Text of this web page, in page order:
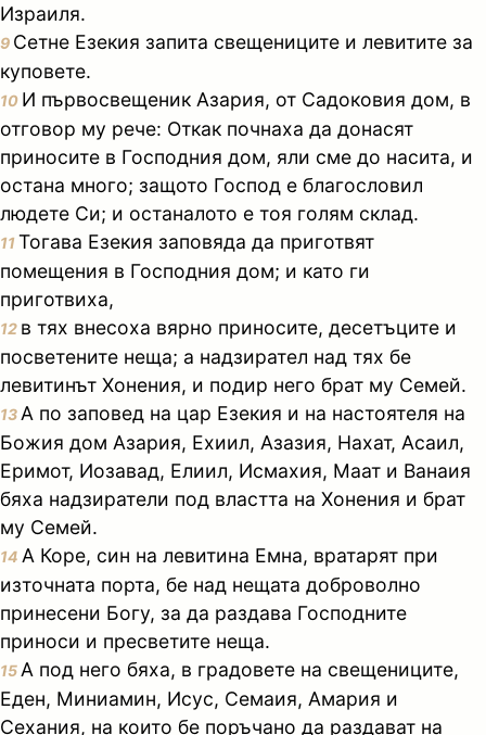
Израиля.
9 Сетне Езекия запита свещениците и левитите за
куповете.
10 И първосвещеник Азария, от Садоковия дом, в
отговор му рече: Откак почнаха да донасят
приносите в Господния дом, яли сме до насита, и
остана много; защото Господ е благословил
людете Си; и останалото е тоя голям склад.
11Тогава Езекия заповяда да приготвят
помещения в Господния дом; и като ги
приготвиха,
12 в тях внесоха вярно приносите, десетъците и
посветените неща; а надзирател над тях бе
левитинът Хонения, и подир него брат му Семей.
13 А по заповед на цар Езекия и на настоятеля на
Божия дом Азария, Ехиил, Азазия, Нахат, Асаил,
Еримот, Иозавад, Елиил, Исмахия, Маат и Ванаия
бяха надзиратели под властта на Хонения и брат
му Семей.
14 А Коре, син на левитина Емна, вратарят при
източната порта, бе над нещата доброволно
принесени Богу, за да раздава Господните
приноси и пресветите неща.
15 А под него бяха, в градовете на свещениците,
Еден, Миниамин, Исус, Семаия, Амария и
Сехания, на които бе поръчано да раздават на